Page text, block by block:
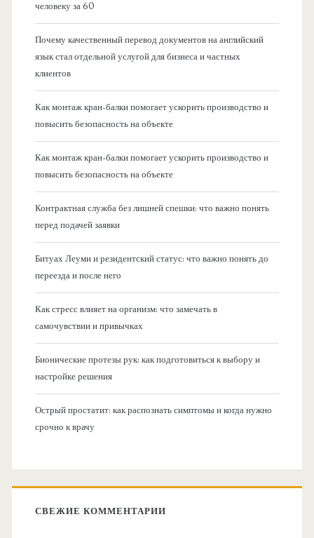
человеку за 60
Почему качественный перевод документов на английский
язык стал отдельной услугой для бизнеса и частных
клиентов
Как монтаж кран-балки помогает ускорить производство и
повысить безопасность на объекте
Как монтаж кран-балки помогает ускорить производство и
повысить безопасность на объекте
Контрактная служба без лишней спешки: что важно понять
перед подачей заявки
Битуах Леуми и резидентский статус: что важно понять до
переезда и после него
Как стресс влияет на организм: что замечать в
самочувствии и привычках
Бионические протезы рук: как подготовиться к выбору и
настройке решения
Острый простатит: как распознать симптомы и когда нужно
срочно к врачу
СВЕЖИЕ КОММЕНТАРИИ